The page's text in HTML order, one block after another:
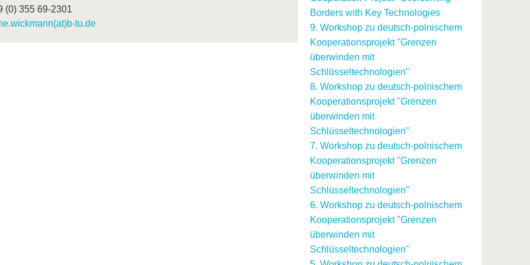
(0) 355 69-2301
tu.de
Borders with Key Technologies
9. Workshop zu deutsch-polnischem
Kooperationsprojekt "Grenzen
überwinden mit
Schlüsseltechnologien"
8. Workshop zu deutsch-polnischem
Kooperationsprojekt "Grenzen
überwinden mit
Schlüsseltechnologien"
7. Workshop zu deutsch-polnischem
Kooperationsprojekt "Grenzen
überwinden mit
Schlüsseltechnologien"
6. Workshop zu deutsch-polnischem
Kooperationsprojekt "Grenzen
überwinden mit
Schlüsseltechnologien"